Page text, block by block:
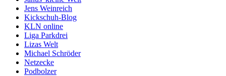
Jens Weinreich
Kickschuh-Blog
KLN online
Liga Parkdrei
Lizas Welt
Michael Schröder
Netzecke
Podbolzer